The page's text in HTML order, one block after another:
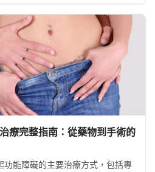
療完整指南：從藥物到手術的
功能障礙的主要治療方式，包括專